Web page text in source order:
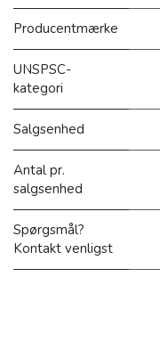
Producentmærke
UNSPSC-
kategori
Salgsenhed
Antal pr.
salgsenhed
Spørgsmål?
Kontakt venligst